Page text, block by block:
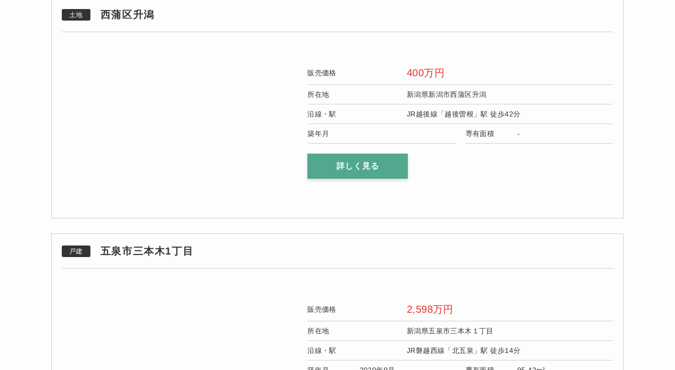
土地 西蒲区升潟
販売価格 400万円
所在地 新潟県新潟市西蒲区升潟
沿線・駅 JR越後線「越後曽根」駅 徒歩42分
築年月 専有面積 -
詳しく見る
戸建 五泉市三本木1丁目
販売価格 2,598万円
所在地 新潟県五泉市三本木１丁目
沿線・駅 JR磐越西線「北五泉」駅 徒歩14分